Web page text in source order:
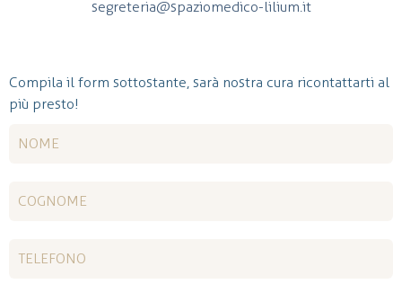
segreteria@spaziomedico-lilium.it
Compila il form sottostante, sarà nostra cura ricontattarti al
più presto!